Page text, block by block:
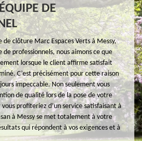
DE
de clôture Marc Espaces Verts à Messy,
de professionnels, nous aimons ce que
lorsque le client affirme satisfait
C’est précisément pour cette raison
impeccable. Non seulement vous
de qualité lors de la pose de votre
profiteriez d’un service satisfaisant à
à Messy se met totalement à votre
qui répondent à vos exigences et à